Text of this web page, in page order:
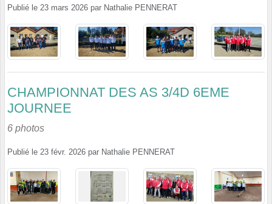
Publié le 23 mars 2026 par Nathalie PENNERAT
CHAMPIONNAT DES AS 3/4D 6EME
JOURNEE
6 photos
Publié le 23 févr. 2026 par Nathalie PENNERAT